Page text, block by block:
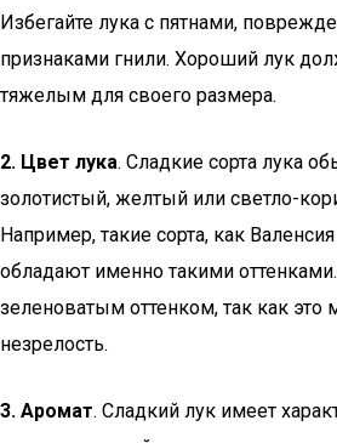
Избегайте лука с пятнами,
признаками гнили. Хороший лук
тяжелым для своего размера.
2. Цвет лука. Сладкие сорта лука
золотистый, желтый или светло-
Например, такие сорта, как
обладают именно такими
зеленоватым оттенком, так как это
незрелость.
3. Аромат. Сладкий лук имеет